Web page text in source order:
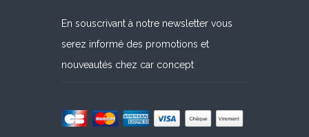
En souscrivant à notre newsletter vous
serez informé des promotions et
nouveautés chez car concept